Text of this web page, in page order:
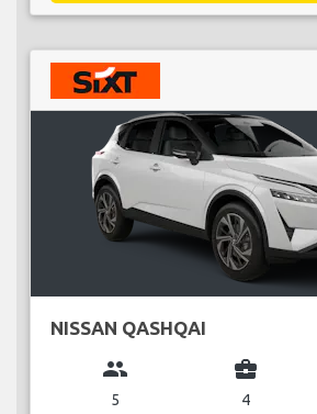
NISSAN QASHQAI
group
5
business_center
4